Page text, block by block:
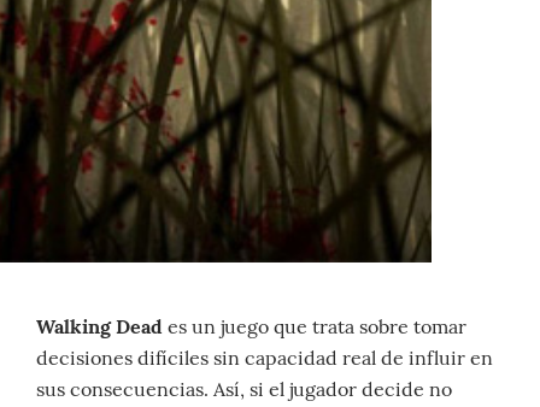
Walking Dead es un juego que trata sobre tomar
decisiones difíciles sin capacidad real de influir en
sus consecuencias. Así, si el jugador decide no